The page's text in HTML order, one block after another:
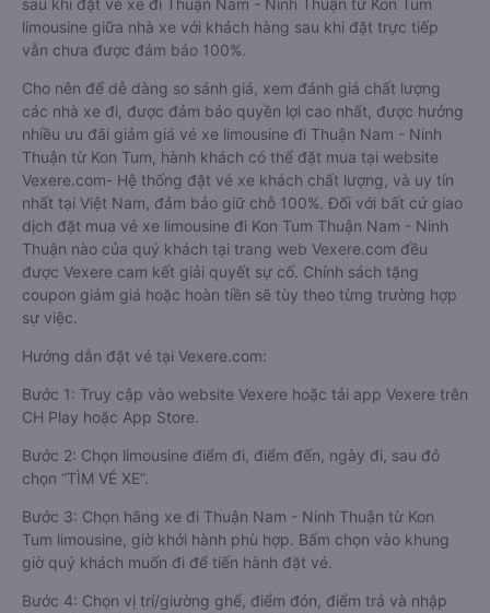
sau khi đặt vé xe đi Thuận Nam - Ninh Thuận từ Kon Tum
limousine giữa nhà xe với khách hàng sau khi đặt trực tiếp
vẫn chưa được đảm bảo 100%.
Cho nên để dễ dàng so sánh giá, xem đánh giá chất lượng
các nhà xe đi, được đảm bảo quyền lợi cao nhất, được hưởng
nhiều ưu đãi giảm giá vé xe limousine đi Thuận Nam - Ninh
Thuận từ Kon Tum, hành khách có thể đặt mua tại website
Vexere.com- Hệ thống đặt vé xe khách chất lượng, và uy tín
nhất tại Việt Nam, đảm bảo giữ chỗ 100%. Đối với bất cứ giao
dịch đặt mua vé xe limousine đi Kon Tum Thuận Nam - Ninh
Thuận nào của quý khách tại trang web Vexere.com đều
được Vexere cam kết giải quyết sự cố. Chính sách tặng
coupon giảm giá hoặc hoàn tiền sẽ tùy theo từng trường hợp
sự việc.
Hướng dẫn đặt vé tại Vexere.com:
Bước 1: Truy cập vào website Vexere hoặc tải app Vexere trên
CH Play hoặc App Store.
Bước 2: Chọn limousine điểm đi, điểm đến, ngày đi, sau đó
chọn “TÌM VÉ XE”.
Bước 3: Chọn hãng xe đi Thuận Nam - Ninh Thuận từ Kon
Tum limousine, giờ khởi hành phù hợp. Bấm chọn vào khung
giờ quý khách muốn đi để tiến hành đặt vé.
Bước 4: Chọn vị trí/giường ghế, điểm đón, điểm trả và nhập